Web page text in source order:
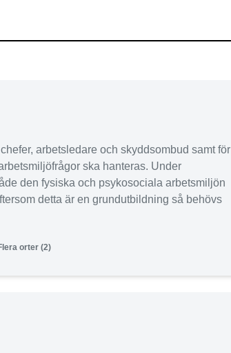
arbetsledare och skyddsombud samt för
ska hanteras. Under
den fysiska och psykosociala arbetsmiljön
detta är en grundutbildning så behövs
orter (2)